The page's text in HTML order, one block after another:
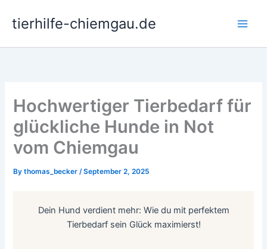
tierhilfe-chiemgau.de
Hochwertiger Tierbedarf für
glückliche Hunde in Not
vom Chiemgau
Bythomas_becker/September 2, 2025
Dein Hund verdient mehr: Wie du mit perfektem
Tierbedarf sein Glück maximierst!